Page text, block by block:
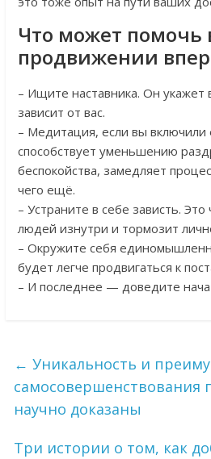
Что может помочь
продвижении
– Ищите наставника. Он укажет
зависит от вас.
– Медитация, если вы включили
способствует уменьшению
беспокойства, замедляет
чего ещё.
– Устраните в себе зависть.
людей изнутри и тормозит
– Окружите себя
будет легче продвигаться к
– И последнее — доведите
← Уникальность и
самосовершенствования
научно доказаны
Три истории о том, как